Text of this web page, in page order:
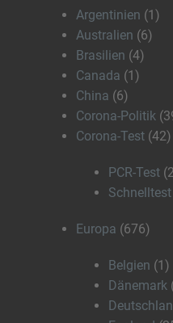
Argentinien (1)
Australien (6)
Brasilien (4)
Canada (1)
China (6)
Corona-Politik
Corona-Test (42)
PCR-Test
Schnelltest
Europa (676)
Belgien (1)
Dänemark